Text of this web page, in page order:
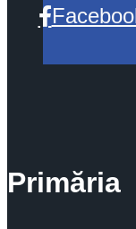
Primăria